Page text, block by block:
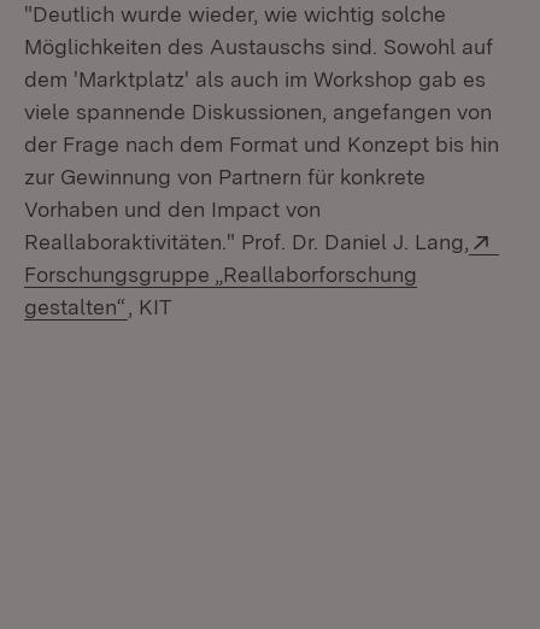
"Deutlich wurde wieder, wie wichtig solche
Möglichkeiten des Austauschs sind. Sowohl auf
dem 'Marktplatz' als auch im Workshop gab es
viele spannende Diskussionen, angefangen von
der Frage nach dem Format und Konzept bis hin
zur Gewinnung von Partnern für konkrete
Vorhaben und den Impact von
Reallaboraktivitäten." Prof. Dr. Daniel J. Lang,
Forschungsgruppe „Reallaborforschung
gestalten“ (Öffnet in neuem Fenster)
, KIT